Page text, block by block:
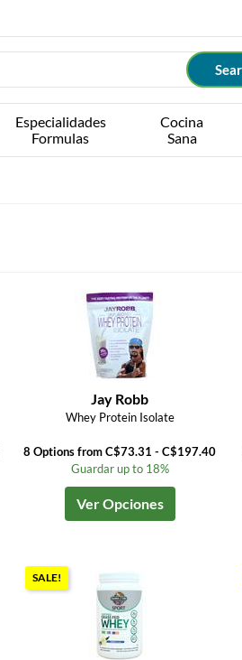
Especialidades
Formulas
Cocina
Sana
Jay Robb
Whey Protein Isolate
8 Options from C$73.31 - C$197.40
Guardar up to 18%
Ver Opciones
SALE!